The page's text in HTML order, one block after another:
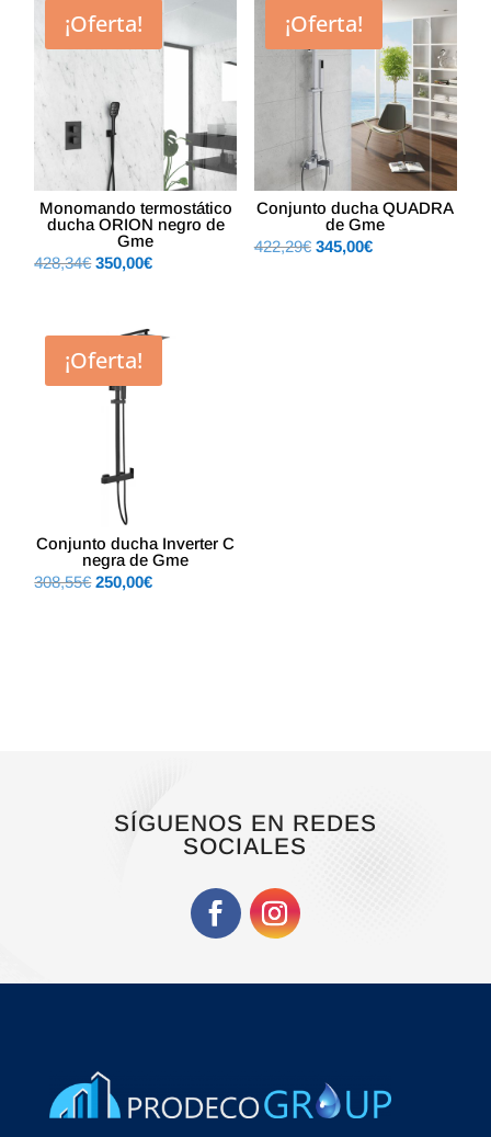
82,00€.
¡Oferta!
Monomando termostático
ducha ORION negro de
Gme
428,34€ El
428,34€.
350,00€El
es:
¡Oferta!
Conjunto ducha QUADRA
de Gme
422,29€ El
345,00€El
¡Oferta!
Conjunto ducha Inverter C
negra de Gme
308,55€ El
250,00€El
SÍGUENOS EN REDES
SOCIALES